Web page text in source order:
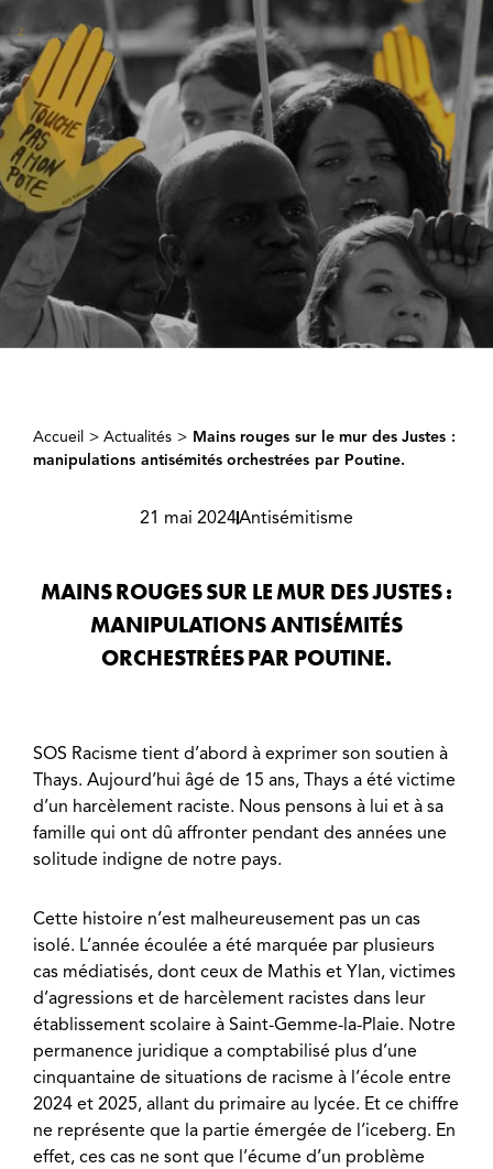
Accueil >Actualités > Mains rouges sur le mur des Justes :
manipulations antisémités orchestrées par Poutine.
21 mai 2024Antisémitisme
MAINS ROUGES SUR LE MUR DES JUSTES :
MANIPULATIONS ANTISÉMITÉS
ORCHESTRÉES PAR POUTINE.
SOS Racisme tient d’abord à exprimer son soutien à
Thays. Aujourd’hui âgé de 15 ans, Thays a été victime
d’un harcèlement raciste. Nous pensons à lui et à sa
famille qui ont dû affronter pendant des années une
solitude indigne de notre pays.
Cette histoire n’est malheureusement pas un cas
isolé. L’année écoulée a été marquée par plusieurs
cas médiatisés, dont ceux de Mathis et Ylan, victimes
d’agressions et de harcèlement racistes dans leur
établissement scolaire à Saint-Gemme-la-Plaie. Notre
permanence juridique a comptabilisé plus d’une
cinquantaine de situations de racisme à l’école entre
2024 et 2025, allant du primaire au lycée. Et ce chiffre
ne représente que la partie émergée de l’iceberg. En
effet, ces cas ne sont que l’écume d’un problème